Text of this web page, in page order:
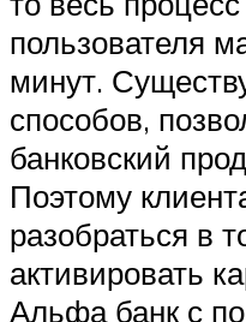
пользователя
минут.
способов,
банковский
Поэтому
разобраться в
активировать
Альфа банк с